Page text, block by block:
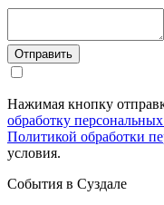
Отправить
Нажимая кнопку
обработку
Политикой обработки
условия.
События в Суздале